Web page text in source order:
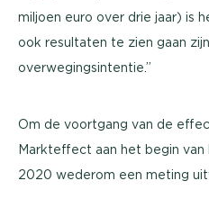
miljoen euro over drie jaar) is
ook resultaten te zien gaan
overwegingsintentie.’’
Om de voortgang van de
Markteffect aan het begin
2020 wederom een meting